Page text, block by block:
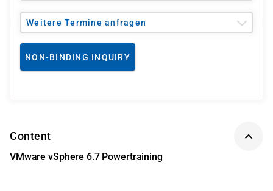
Weitere Termine anfragen
NON-BINDING INQUIRY
Content
VMware vSphere 6.7 Powertraining